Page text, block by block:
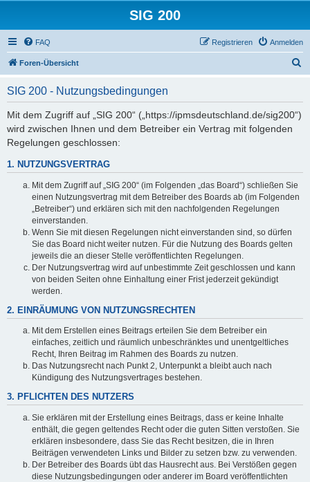
SIG 200
FAQ Anmelden
Registrieren
Foren-Übersicht
SIG 200 - Nutzungsbedingungen
Mit dem Zugriff auf „SIG 200“ („https://ipmsdeutschland.de/sig200“)
wird zwischen Ihnen und dem Betreiber ein Vertrag mit folgenden
Regelungen geschlossen:
1. NUTZUNGSVERTRAG
Mit dem Zugriff auf „SIG 200“ (im Folgenden „das Board“) schließen Sie
einen Nutzungsvertrag mit dem Betreiber des Boards ab (im Folgenden
„Betreiber“) und erklären sich mit den nachfolgenden Regelungen
einverstanden.
Wenn Sie mit diesen Regelungen nicht einverstanden sind, so dürfen
Sie das Board nicht weiter nutzen. Für die Nutzung des Boards gelten
jeweils die an dieser Stelle veröffentlichten Regelungen.
Der Nutzungsvertrag wird auf unbestimmte Zeit geschlossen und kann
von beiden Seiten ohne Einhaltung einer Frist jederzeit gekündigt
werden.
2. EINRÄUMUNG VON NUTZUNGSRECHTEN
Mit dem Erstellen eines Beitrags erteilen Sie dem Betreiber ein
einfaches, zeitlich und räumlich unbeschränktes und unentgeltliches
Recht, Ihren Beitrag im Rahmen des Boards zu nutzen.
Das Nutzungsrecht nach Punkt 2, Unterpunkt a bleibt auch nach
Kündigung des Nutzungsvertrages bestehen.
3. PFLICHTEN DES NUTZERS
Sie erklären mit der Erstellung eines Beitrags, dass er keine Inhalte
enthält, die gegen geltendes Recht oder die guten Sitten verstoßen. Sie
erklären insbesondere, dass Sie das Recht besitzen, die in Ihren
Beiträgen verwendeten Links und Bilder zu setzen bzw. zu verwenden.
Der Betreiber des Boards übt das Hausrecht aus. Bei Verstößen gegen
diese Nutzungsbedingungen oder anderer im Board veröffentlichten